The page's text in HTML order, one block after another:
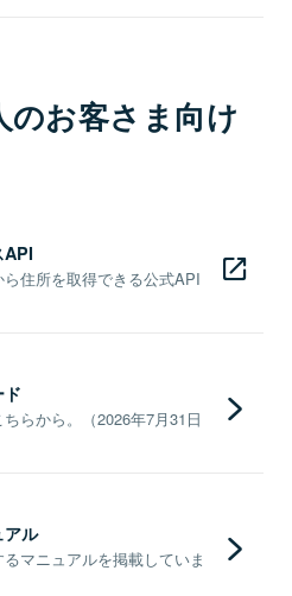
のお客さま向け
API
住所を取得できる公式API
らから。（2026年7月31日
アル
マニュアルを掲載していま